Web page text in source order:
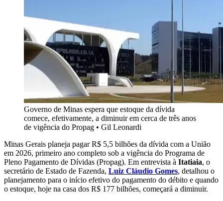
Governo de Minas espera que estoque da dívida
comece, efetivamente, a diminuir em cerca de três anos
de vigência do Propag • Gil Leonardi
Minas Gerais planeja pagar R$ 5,5 bilhões da dívida com a União
em 2026, primeiro ano completo sob a vigência do Programa de
Pleno Pagamento de Dívidas (Propag). Em entrevista à Itatiaia, o
secretário de Estado de Fazenda, Luiz Cláudio Gomes, detalhou o
planejamento para o início efetivo do pagamento do débito e quando
o estoque, hoje na casa dos R$ 177 bilhões, começará a diminuir.